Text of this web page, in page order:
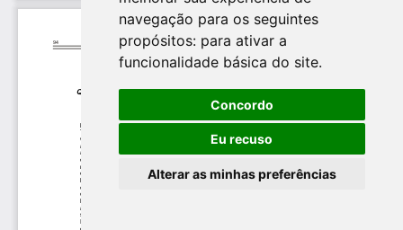
navegação para os seguintes
propósitos: para ativar a
funcionalidade básica do site.
Concordo
Eu recuso
Alterar as minhas preferências